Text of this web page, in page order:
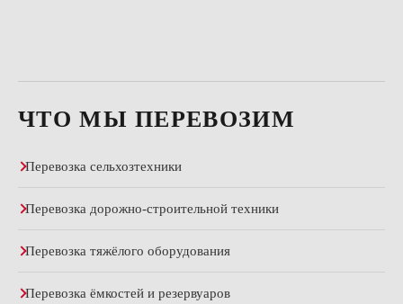
ЧТО МЫ ПЕРЕВОЗИМ
Перевозка сельхозтехники
Перевозка дорожно-строительной техники
Перевозка тяжёлого оборудования
Перевозка ёмкостей и резервуаров